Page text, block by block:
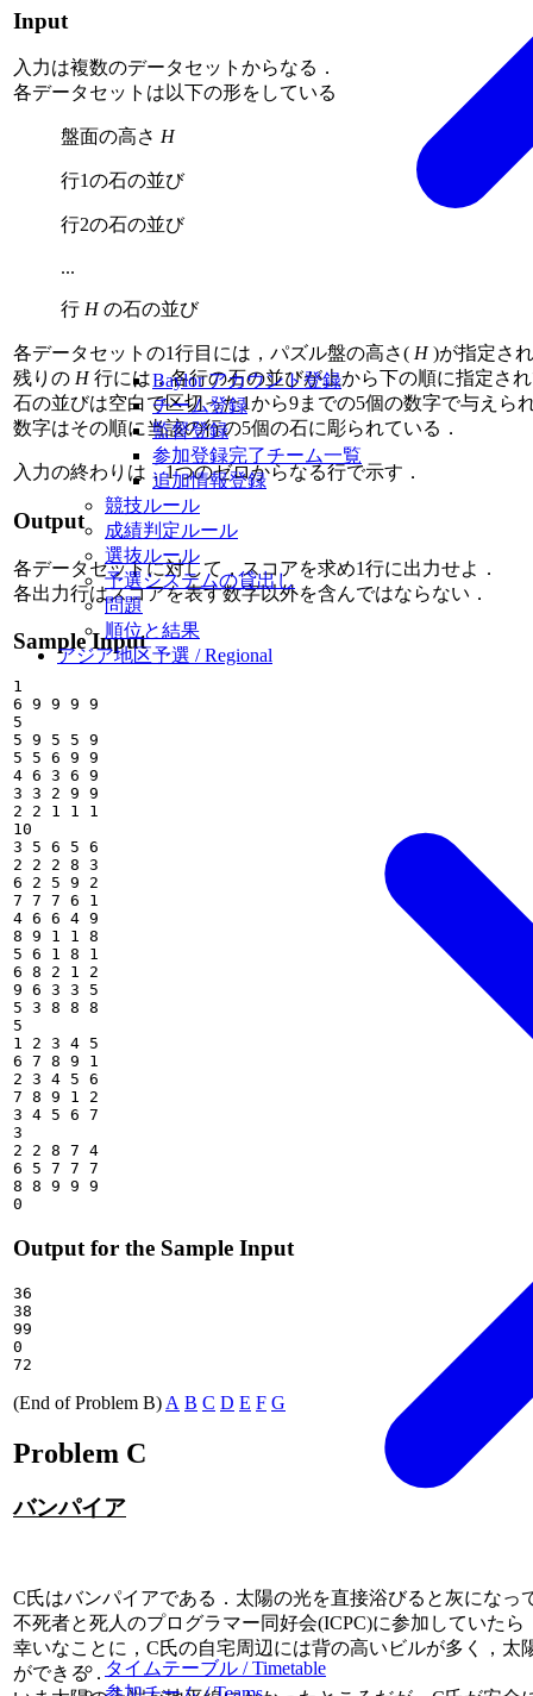
Baylor アカウント登録
チーム登録
監督登録
参加登録完了チーム一覧
追加情報登録
競技ルール
成績判定ルール
選抜ルール
予選システムの貸出し
問題
順位と結果
アジア地区予選 / Regional
タイムテーブル / Timetable
Input
入力は複数のデータセットからなる．
各データセットは以下の形をしている
盤面の高さ H
行1の石の並び
行2の石の並び
...
行 Hの石の並び
各データセットの1行目には，パズル盤の高さ( H)が指定さ
残りの H行には，各行の石の並びが上から下の順に指定さ
石の並びは空白で区切った1から9までの5個の数字で与えら
数字はその順に当該の行の5個の石に彫られている．
入力の終わりは，1つのゼロからなる行で示す．
Output
各データセットに対して，スコアを求め1行に出力せよ．
各出力行はスコアを表す数字以外を含んではならない．
Sample Input
1
6 9 9 9 9
5
5 9 5 5 9
5 5 6 9 9
4 6 3 6 9
3 3 2 9 9
2 2 1 1 1
10
3 5 6 5 6
2 2 2 8 3
6 2 5 9 2
7 7 7 6 1
4 6 6 4 9
8 9 1 1 8
5 6 1 8 1
6 8 2 1 2
9 6 3 3 5
5 3 8 8 8
5
1 2 3 4 5
6 7 8 9 1
2 3 4 5 6
7 8 9 1 2
3 4 5 6 7
3
2 2 8 7 4
6 5 7 7 7
8 8 9 9 9
Output for the Sample Input
36
38
99
0
(End of Problem B) A B C D E F G
Problem C
バンパイア
C氏はバンパイアである．太陽の光を直接浴びると灰になっ
不死者と死人のプログラマー同好会(ICPC)に参加していた
幸いなことに，C氏の自宅周辺には背の高いビルが多く，
ができる．